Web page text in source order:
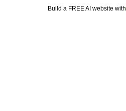
Build a FREE AI website with